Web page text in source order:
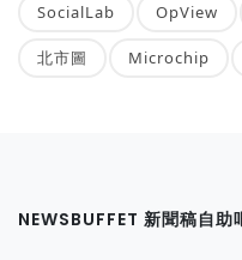
SocialLab OpView
北市圖 Microchip
NEWSBUFFET 新聞稿自助